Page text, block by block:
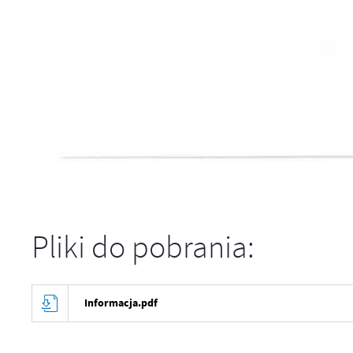
Pliki do pobrania:
Informacja.pdf